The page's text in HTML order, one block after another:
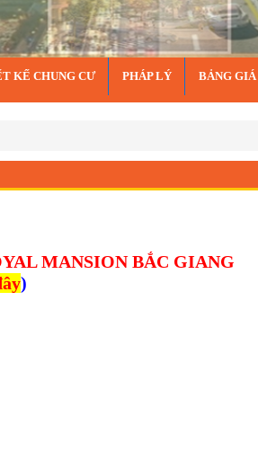
KẾ CHUNG CƯ PHÁP LÝ BẢNG GIÁ
MANSION BẮC GIANG
)